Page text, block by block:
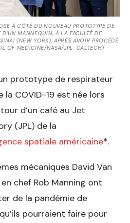
À CÔTÉ DU NOUVEAU PROTOTYPE DE
D’UN MANNEQUIN, À LA FACULTÉ DE
(NEW YORK), APRÈS AVOIR PROCÉDÉ
OF MEDICINE/NASA/JPL-CALTECH)
prototype de respirateur
la COVID-19 est née lors
d’un café au Jet
(JPL) de la
spatiale américaine*.
mécaniques David Van
chef Rob Manning ont
de la pandémie de
pourraient faire pour